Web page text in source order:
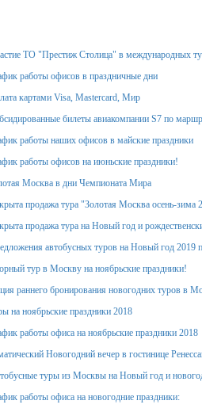
ТО "Престиж Столица" в международных
работы офисов в праздничные дни
картами Visa, Mastercard, Мир
билеты авиакомпании S7 по
работы наших офисов в майские праздники
работы офисов на июньские праздники!
Москва в дни Чемпионата Мира
продажа тура "Золотая Москва осень-зима
продажа тура на Новый год и
автобусных туров на Новый год 2019
тур в Москву на ноябрьские праздники!
раннего бронирования новогодних туров в
на ноябрьские праздники 2018
работы офиса на ноябрьские праздники 2018
Новогодний вечер в гостинице
туры из Москвы на Новый год и
работы офиса на новогодние праздники: